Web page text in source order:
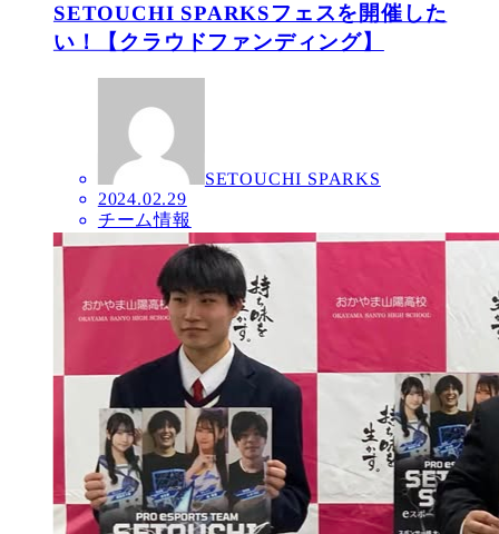
SETOUCHI SPARKSフェスを開催した
い！【クラウドファンディング】
SETOUCHI SPARKS
2024.02.29
チーム情報